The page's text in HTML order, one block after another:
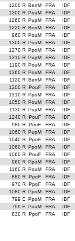
1200 R BenM FRA
IDF
1300 R PouM FRA
IDF
1260 R PupM FRA
IDF
1220 R BenM FRA
IDF
960 R PouM FRA
IDF
1300 R PouM FRA
IDF
1270 R PpoM FRA
IDF
1310 R PupM FRA
IDF
1190 R PouM FRA
IDF
1360 R PouM FRA
IDF
1120 R BenM FRA
IDF
1200 R PouF FRA
IDF
1310 R PpoM FRA
IDF
1050 R PouM FRA
IDF
1130 R PupM FRA
IDF
1240 R PouF FRA
IDF
980 R PouF FRA
IDF
1060 R PupM FRA
IDF
1040 R PpoF FRA
IDF
1060 R PpoM FRA
IDF
1060 R PouF FRA
IDF
960 R PpoM FRA
IDF
1160 R PouM FRA
IDF
880 R PpoF FRA
IDF
970 R PpoF FRA
IDF
1080 R PpoM FRA
IDF
799 E PpoM FRA
IDF
799 E PouM FRA
IDF
830 R PpoF FRA IDF